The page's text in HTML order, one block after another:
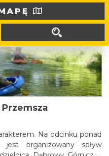
pozwala na zorganizowanie
estradowych, targowych i
obiektu w pobliżu drogi
DODAJ DO PLANERA
Na odcinku ponad
organizowany spływ